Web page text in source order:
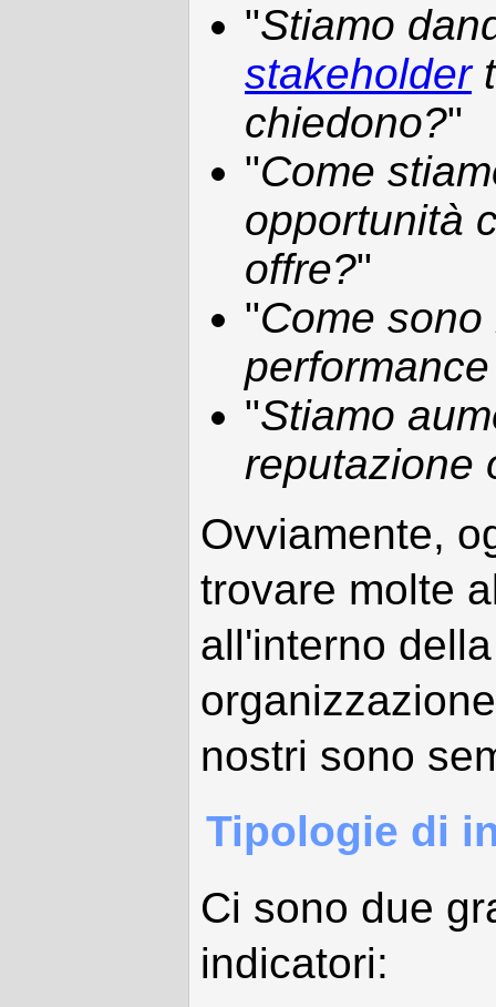
"Stiamo
stakeholder
chiedono?"
"Come
opportunità
offre?"
"Come
"Stiamo
reputazione
Ovviamente,
trovare molte
all'interno
nostri sono
Tipologie di
Ci sono due
indicatori: